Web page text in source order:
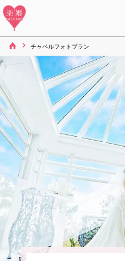
チャペルフォトプラン